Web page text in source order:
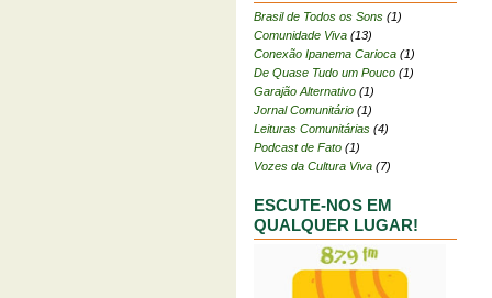
Brasil de Todos os Sons (1)
Comunidade Viva (13)
Conexão Ipanema Carioca (1)
De Quase Tudo um Pouco (1)
Garajão Alternativo (1)
Jornal Comunitário (1)
Leituras Comunitárias (4)
Podcast de Fato (1)
Vozes da Cultura Viva (7)
ESCUTE-NOS EM
QUALQUER LUGAR!